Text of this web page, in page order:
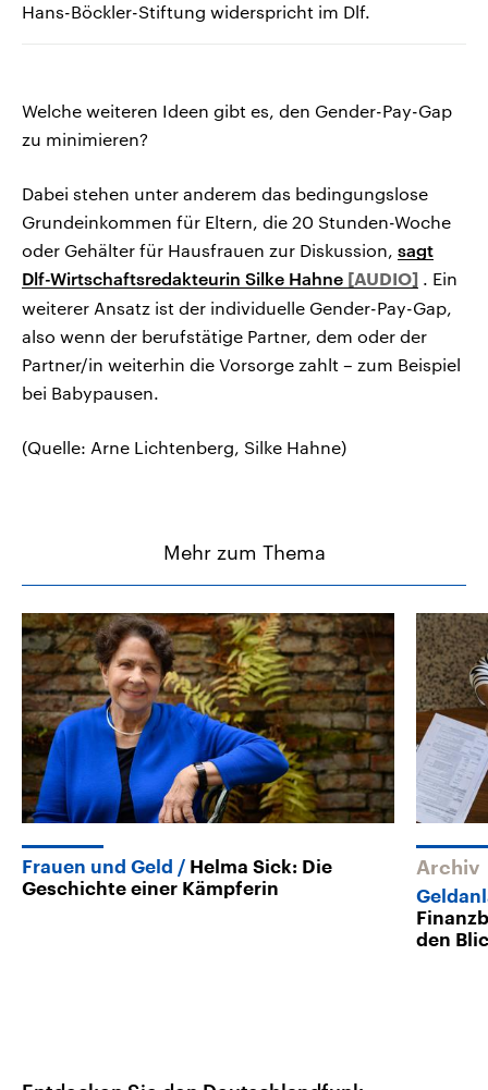
Hans-Böckler-Stiftung widerspricht im Dlf.
Welche weiteren Ideen gibt es, den Gender-Pay-Gap
zu minimieren?
Dabei stehen unter anderem das bedingungslose
Grundeinkommen für Eltern, die 20 Stunden-Woche
oder Gehälter für Hausfrauen zur Diskussion, sagt
Dlf-Wirtschaftsredakteurin Silke Hahne
. Ein
weiterer Ansatz ist der individuelle Gender-Pay-Gap,
also wenn der berufstätige Partner, dem oder der
Partner/in weiterhin die Vorsorge zahlt – zum Beispiel
bei Babypausen.
(Quelle: Arne Lichtenberg, Silke Hahne)
Mehr zum Thema
Frauen und Geld
Helma Sick: Die
Geschichte einer Kämpferin
Archiv
den